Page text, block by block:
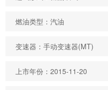
燃油类型：汽油
变速器：手动变速器(MT)
上市年份：2015-11-20